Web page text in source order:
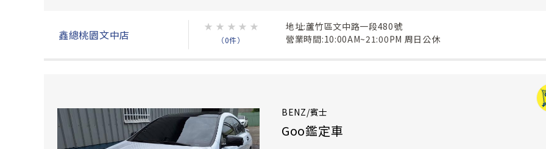
鑫總桃園文中店
★ ★ ★ ★ ★
（0件）
地址:蘆竹區文中路一段480號
營業時間:10:00AM~21:00PM 周日公休
BENZ/賓士
Goo鑑定車